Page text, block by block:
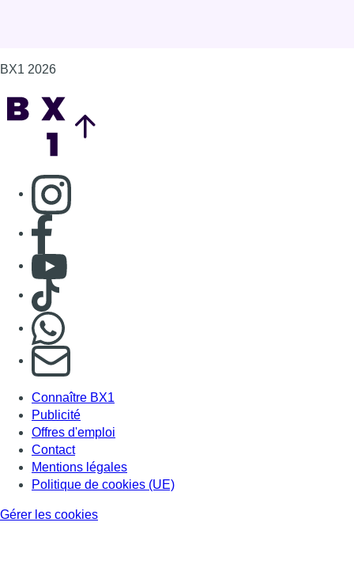
BX1 2026
Consulter page Instagram
Consulter page Facebook
Consulter Youtube
Consulter TikTok
S'abonner à notre newsletter
Connaître BX1
Publicité
Offres d'emploi
Contact
Mentions légales
Politique de cookies (UE)
Gérer les cookies